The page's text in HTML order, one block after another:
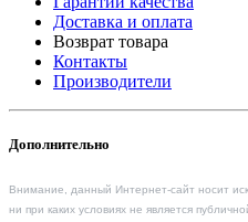
Доставка и оплата
Возврат товара
Контакты
Производители
Дополнительно
Внимание, данный Интернет-сайт носит
ни при каких условиях не является